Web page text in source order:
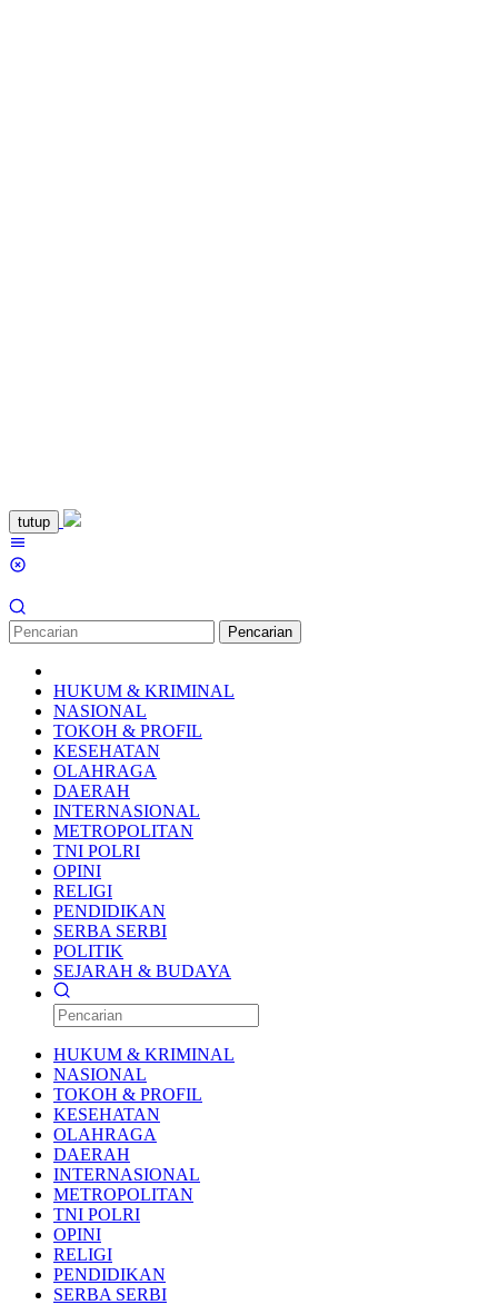
Loncat
ke
konten
tutup
Pencarian
HUKUM & KRIMINAL
NASIONAL
TOKOH & PROFIL
KESEHATAN
OLAHRAGA
DAERAH
INTERNASIONAL
METROPOLITAN
TNI POLRI
OPINI
RELIGI
PENDIDIKAN
SERBA SERBI
POLITIK
SEJARAH & BUDAYA
HUKUM & KRIMINAL
NASIONAL
TOKOH & PROFIL
KESEHATAN
OLAHRAGA
DAERAH
INTERNASIONAL
METROPOLITAN
TNI POLRI
OPINI
RELIGI
PENDIDIKAN
SERBA SERBI